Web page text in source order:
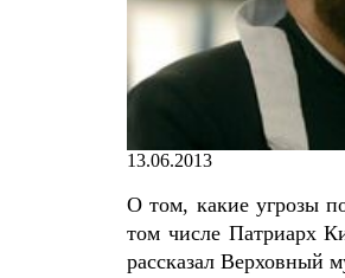
13.06.2013
О том, какие угрозы
том числе Патриарх
рассказал Верховный